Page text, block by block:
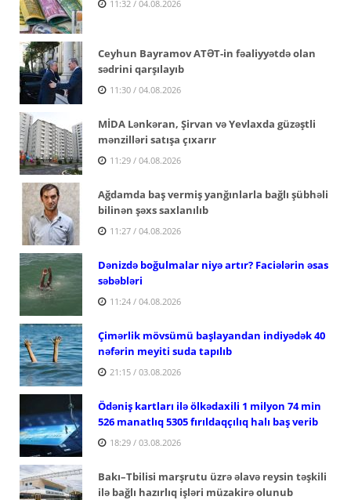
11:32 / 04.08.2026
Ceyhun Bayramov ATƏT-in fəaliyyətdə olan
sədrini qarşılayıb
11:30 / 04.08.2026
MİDA Lənkəran, Şirvan və Yevlaxda güzəştli
mənzilləri satışa çıxarır
11:29 / 04.08.2026
Ağdamda baş vermiş yanğınlarla bağlı şübhəli
bilinən şəxs saxlanılıb
11:27 / 04.08.2026
Dənizdə boğulmalar niyə artır? Faciələrin əsas
səbəbləri
11:24 / 04.08.2026
Çimərlik mövsümü başlayandan indiyədək 40
nəfərin meyiti suda tapılıb
21:15 / 03.08.2026
Ödəniş kartları ilə ölkədaxili 1 milyon 74 min
526 manatlıq 5305 fırıldaqçılıq halı baş verib
18:29 / 03.08.2026
Bakı–Tbilisi marşrutu üzrə əlavə reysin təşkili
ilə bağlı hazırlıq işləri müzakirə olunub